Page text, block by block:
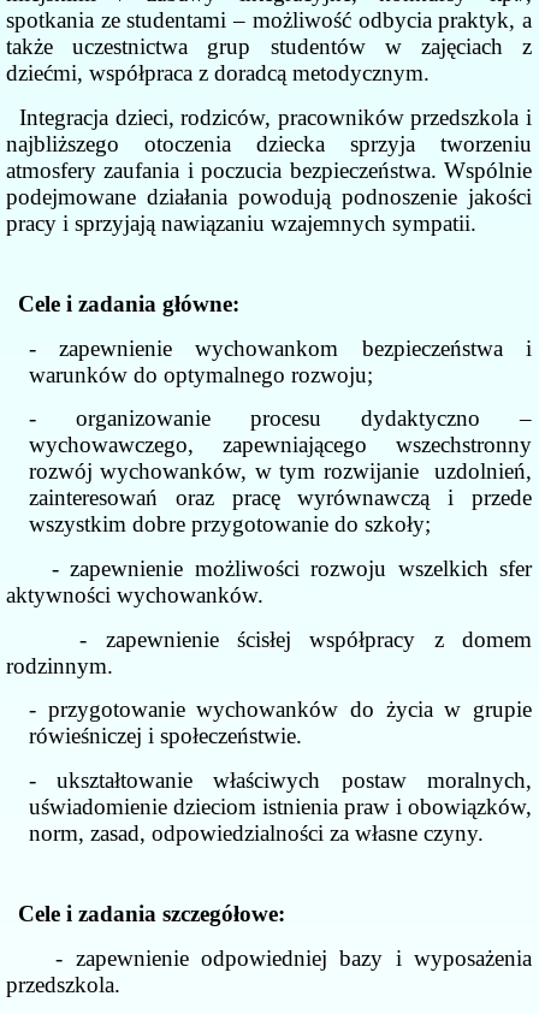
spotkania ze studentami – możliwość odbycia praktyk, a
także uczestnictwa grup studentów w zajęciach z
dziećmi, współpraca z doradcą metodycznym.
Integracja dzieci, rodziców, pracowników przedszkola i
najbliższego otoczenia dziecka sprzyja tworzeniu
atmosfery zaufania i poczucia bezpieczeństwa. Wspólnie
podejmowane działania powodują podnoszenie jakości
pracy i sprzyjają nawiązaniu wzajemnych sympatii.
Cele i zadania główne:
- zapewnienie wychowankom bezpieczeństwa i
warunków do optymalnego rozwoju;
- organizowanie procesu dydaktyczno –
wychowawczego, zapewniającego wszechstronny
rozwój wychowanków, w tym rozwijanie uzdolnień,
zainteresowań oraz pracę wyrównawczą i przede
wszystkim dobre przygotowanie do szkoły;
- zapewnienie możliwości rozwoju wszelkich sfer
aktywności wychowanków.
- zapewnienie ścisłej współpracy z domem
rodzinnym.
- przygotowanie wychowanków do życia w grupie
rówieśniczej i społeczeństwie.
- ukształtowanie właściwych postaw moralnych,
uświadomienie dzieciom istnienia praw i obowiązków,
norm, zasad, odpowiedzialności za własne czyny.
Cele i zadania szczegółowe:
- zapewnienie odpowiedniej bazy i wyposażenia
przedszkola.